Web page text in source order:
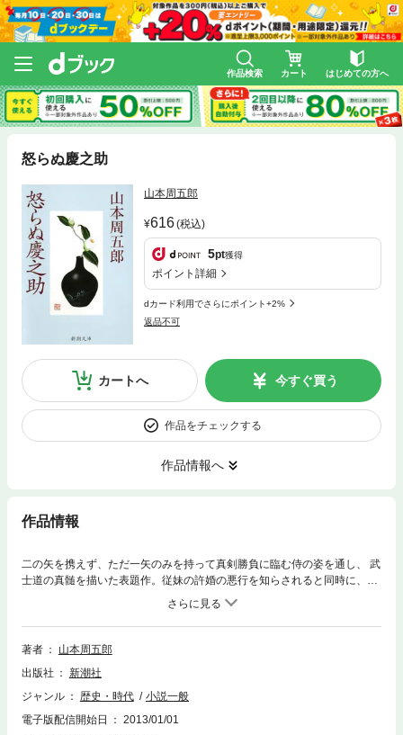
作品検索 カート はじめての方へ
怒らぬ慶之助
山本周五郎
616(税込)
5pt獲得
ポイント詳細
dカード利用でさらにポイント+2%
返品不可
カートへ 今すぐ買う
作品をチェックする
作品情報へ
作品情報
二の矢を携えず、ただ一矢のみを持って真剣勝負に臨む侍の姿を通し、 武
士道の真髄を描いた表題作。従妹の許婚の悪行を知らされると同時に、従
妹への恋情に目覚める「怒る新一郎」ほか「千代紙行燈」「武道絵手本」
など。大正15年の「小さいミケル」から、昭和18年「日本婦道記」が直木
賞に推されてこれを辞退した時期までの苦行時代を、新たに発掘された11
編を含め跡づける短編集。
著者
山本周五郎
出版社
新潮社
ジャンル
歴史・時代
小説一般
電子版配信開始日
2013/01/01